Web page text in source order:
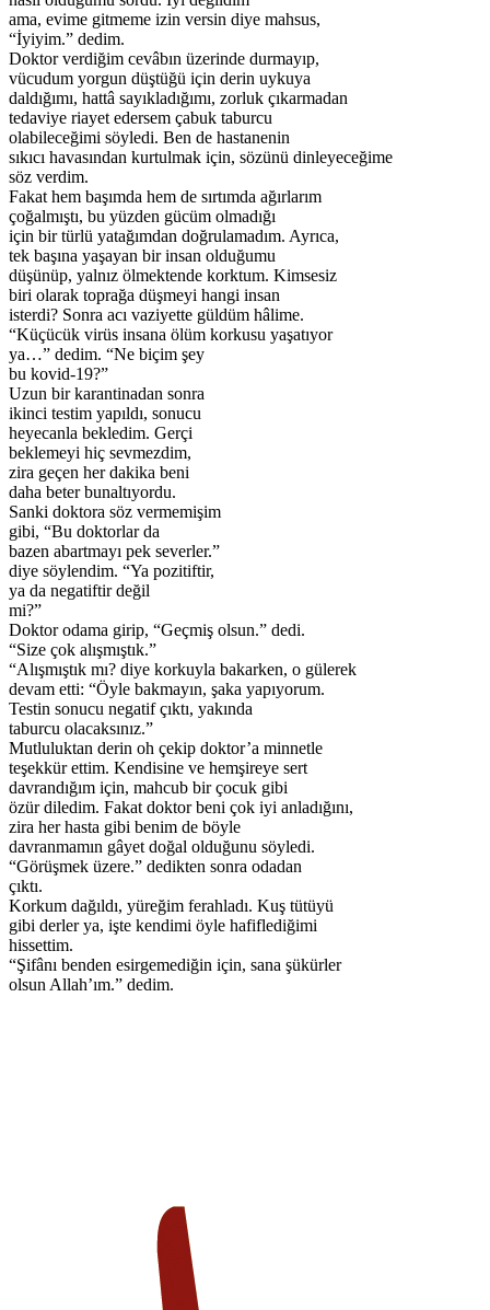
ama, evime gitmeme izin versin diye mahsus,
“İyiyim.” dedim.
Doktor verdiğim cevâbın üzerinde durmayıp,
vücudum yorgun düştüğü için derin uykuya
daldığımı, hattâ sayıkladığımı, zorluk çıkarmadan
tedaviye riayet edersem çabuk taburcu
olabileceğimi söyledi. Ben de hastanenin
sıkıcı havasından kurtulmak için, sözünü dinleyeceğime
söz verdim.
Fakat hem başımda hem de sırtımda ağırlarım
çoğalmıştı, bu yüzden gücüm olmadığı
için bir türlü yatağımdan doğrulamadım. Ayrıca,
tek başına yaşayan bir insan olduğumu
düşünüp, yalnız ölmektende korktum. Kimsesiz
biri olarak toprağa düşmeyi hangi insan
isterdi? Sonra acı vaziyette güldüm hâlime.
“Küçücük virüs insana ölüm korkusu yaşatıyor
ya…” dedim. “Ne biçim şey
bu kovid-19?”
Uzun bir karantinadan sonra
ikinci testim yapıldı, sonucu
heyecanla bekledim. Gerçi
beklemeyi hiç sevmezdim,
zira geçen her dakika beni
daha beter bunaltıyordu.
Sanki doktora söz vermemişim
gibi, “Bu doktorlar da
bazen abartmayı pek severler.”
diye söylendim. “Ya pozitiftir,
ya da negatiftir değil
mi?”
Doktor odama girip, “Geçmiş olsun.” dedi.
“Size çok alışmıştık.”
“Alışmıştık mı? diye korkuyla bakarken, o gülerek
devam etti: “Öyle bakmayın, şaka yapıyorum.
Testin sonucu negatif çıktı, yakında
taburcu olacaksınız.”
Mutluluktan derin oh çekip doktor’a minnetle
teşekkür ettim. Kendisine ve hemşireye sert
davrandığım için, mahcub bir çocuk gibi
özür diledim. Fakat doktor beni çok iyi anladığını,
zira her hasta gibi benim de böyle
davranmamın gâyet doğal olduğunu söyledi.
“Görüşmek üzere.” dedikten sonra odadan
çıktı.
Korkum dağıldı, yüreğim ferahladı. Kuş tütüyü
gibi derler ya, işte kendimi öyle hafiflediğimi
hissettim.
“Şifânı benden esirgemediğin için, sana şükürler
olsun Allah’ım.” dedim.